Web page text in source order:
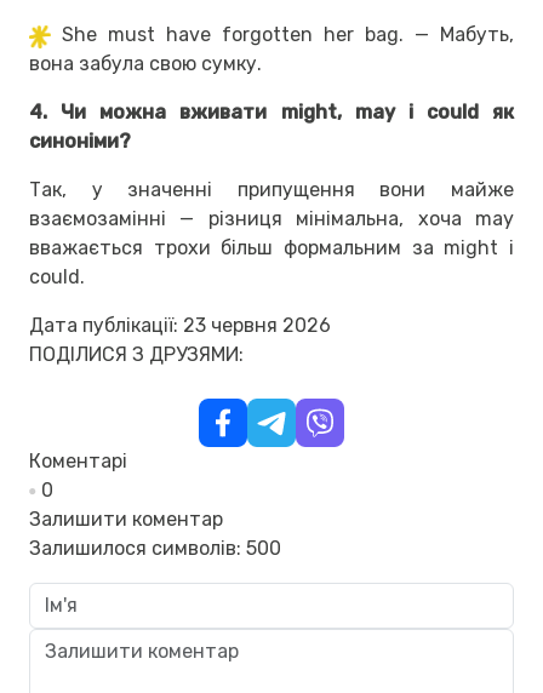
She must have forgotten her bag. — Мабуть,
вона забула свою сумку.
4. Чи можна вживати might, may і could як
синоніми?
Так, у значенні припущення вони майже
взаємозамінні — різниця мінімальна, хоча may
вважається трохи більш формальним за might і
could.
Дата публікації: 23 червня 2026
ПОДІЛИСЯ З ДРУЗЯМИ:
Коментарі
0
Залишити коментар
Залишилося символів: 500